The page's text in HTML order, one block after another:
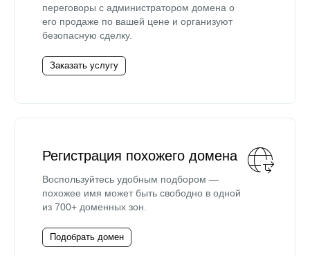
переговоры с администратором домена о
его продаже по вашей цене и организуют
безопасную сделку.
Заказать услугу
Регистрация похожего домена
Воспользуйтесь удобным подбором —
похожее имя может быть свободно в одной
из 700+ доменных зон.
Подобрать домен